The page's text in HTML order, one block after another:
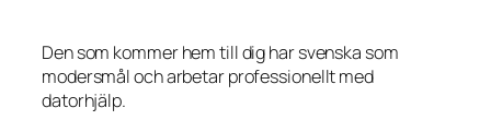
Den som kommer hem till dig har svenska som
modersmål och arbetar professionellt med
datorhjälp.